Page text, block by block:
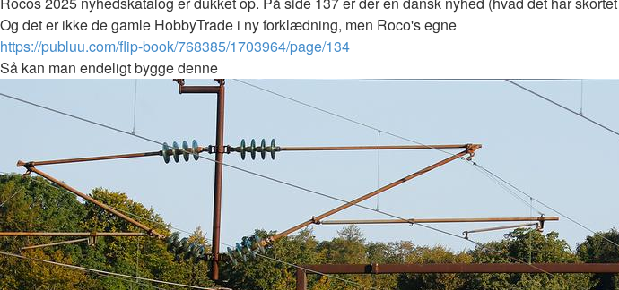
Og det er ikke de gamle HobbyTrade i ny forklædning, men Roco's egne
https://publuu.com/flip-book/768385/1703964/page/134
Så kan man endeligt bygge denne